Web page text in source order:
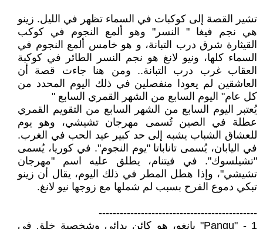
تشير القصة إلى كوكبات في السماء تظهر في الليل. زينو
هي نجم فيغا " النسر" وهو ألمع النجوم في كوكب
القيثارة شرق درب التبانة، و هو خامس ألمع النجوم في
السماء كلها، ونيو لانغ هو نجم النسر الطائر في كوكبة
العقاب غرب درب التبانة.. ومن هنا جاءت قصة أن
العاشقين لم يعودا منفصلين في ذلك اليوم المحدد من
كل عام" اليوم السابع من الشهر القمري السابع "
يُعتبر اليوم السابع من الشهر السابع من التقويم القمري
عطلة في الصين تُسمى مهرجان تشيشي، وهو يوم
للعشاق الشباب يشبه إلى حد كبير عيد الحب في الغرب.
في اليابان، يُسمى تاناباتا "يوم النجوم". في كوريا، يُسمى
"تشيلسوك". في فيتنام، يطلق عليه اسم "مهرجان
تشيشي"، وإذا هطل المطر في ذلك اليوم، يقال أن زينو
تبكي دموع الفرح بسبب لم شملها مع زوجها نيو لانغ.
---------------------------------------------
1 - "Pangu" بانغو، هو كائن بدائي وشخصية خلق في